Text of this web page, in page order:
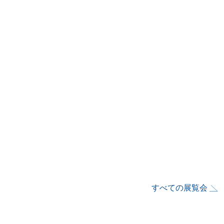
すべての展覧会